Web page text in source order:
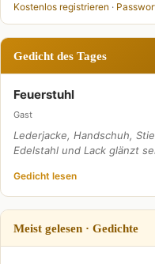
Kostenlos registrieren ·
Gedicht des Tages
Feuerstuhl
Gast
Lederjacke, Handschuh,
Edelstahl und Lack glänzt
Gedicht lesen
Meist gelesen · Gedichte